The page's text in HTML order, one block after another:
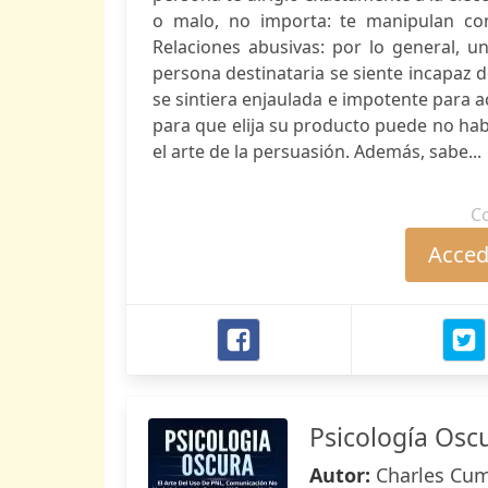
o malo, no importa: te manipulan
Relaciones abusivas: por lo general,
persona destinataria se siente incapaz
se sintiera enjaulada e impotente para
para que elija su producto puede no
el arte de la persuasión. Además, sabe...
Psicología
Autor: Charles